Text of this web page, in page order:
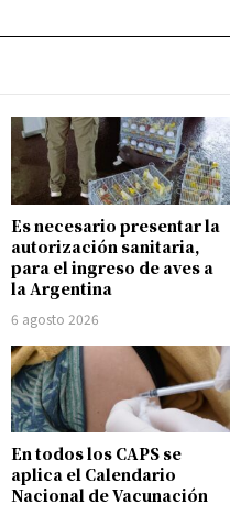
Es necesario presentar la
autorización sanitaria,
para el ingreso de aves a
la Argentina
6 agosto 2026
En todos los CAPS se
aplica el Calendario
Nacional de Vacunación